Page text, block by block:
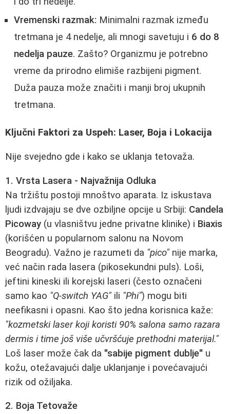
Vremenski razmak: Minimalni razmak između
tretmana je 4 nedelje, ali mnogi savetuju i 6 do 8
nedelja pauze. Zašto? Organizmu je potrebno
vreme da prirodno elimiše razbijeni pigment.
Duža pauza može značiti i manji broj ukupnih
tretmana.
Ključni Faktori za Uspeh: Laser, Boja i Lokacija
Nije svejedno gde i kako se uklanja tetovaža.
1. Vrsta Lasera - Najvažnija Odluka
Na tržištu postoji mnoštvo aparata. Iz iskustava
ljudi izdvajaju se dve ozbiljne opcije u Srbiji: Candela
Picoway (u vlasništvu jedne privatne klinike) i Biaxis
(korišćen u popularnom salonu na Novom
Beogradu). Važno je razumeti da "pico" nije marka,
već način rada lasera (pikosekundni puls). Loši,
jeftini kineski ili korejski laseri (često označeni
samo kao "Q-switch YAG" ili "Phi") mogu biti
neefikasni i opasni. Kao što jedna korisnica kaže:
"kozmetski laser koji koristi 90% salona samo razara
dermis i time još više učvršćuje prethodni materijal."
Loš laser može čak da "sabije pigment dublje" u
kožu, otežavajući dalje uklanjanje i povećavajući
rizik od ožiljaka.
2. Boja Tetovaže